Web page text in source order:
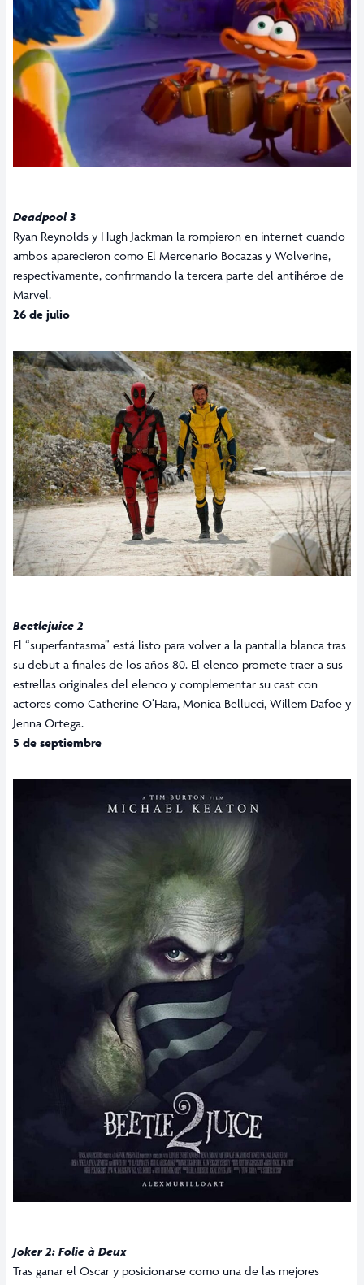
Deadpool 3
Ryan Reynolds y Hugh Jackman la rompieron en internet cuando
ambos aparecieron como El Mercenario Bocazas y Wolverine,
respectivamente, confirmando la tercera parte del antihéroe de
Marvel.
26 de julio
Beetlejuice 2
El “superfantasma” está listo para volver a la pantalla blanca tras
su debut a finales de los años 80. El elenco promete traer a sus
estrellas originales del elenco y complementar su cast con
actores como Catherine O’Hara, Monica Bellucci, Willem Dafoe y
Jenna Ortega.
5 de septiembre
Joker 2: Folie à Deux
Tras ganar el Oscar y posicionarse como una de las mejores